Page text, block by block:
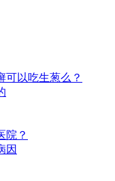
可以吃生葱么？
院？
因